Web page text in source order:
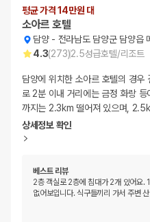
평균 가격 14만원 대
소아르 호텔
담양- 전라남도 담양군 담양읍
4.3(273)2.5성급호텔/리조트
담양에 위치한 소아르 호텔의 경
로 2분 이내 거리에는 금정 화랑
까지는 2.3km 떨어져 있으며,
상세정보 확인
베스트 리뷰
2층 객실로 2층에 침대가 2개 있어요.
없어보입니다. 식구들끼리 가서 주변